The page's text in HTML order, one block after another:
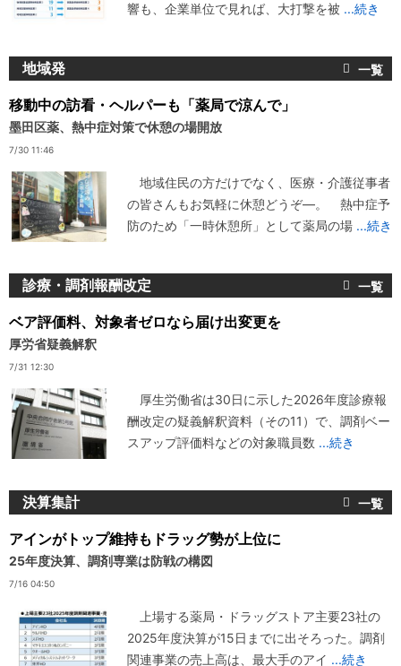
響も、企業単位で見れば、大打撃を被 ...続き
地域発
移動中の訪看・ヘルパーも「薬局で涼んで」
墨田区薬、熱中症対策で休憩の場開放
7/30 11:46
地域住民の方だけでなく、医療・介護従事者
の皆さんもお気軽に休憩どうぞ―。 熱中症予
防のため「一時休憩所」として薬局の場 ...続き
診療・調剤報酬改定
ベア評価料、対象者ゼロなら届け出変更を
厚労省疑義解釈
7/31 12:30
厚生労働省は30日に示した2026年度診療報
酬改定の疑義解釈資料（その11）で、調剤ベー
スアップ評価料などの対象職員数 ...続き
決算集計
アインがトップ維持もドラッグ勢が上位に
25年度決算、調剤専業は防戦の構図
7/16 04:50
上場する薬局・ドラッグストア主要23社の
2025年度決算が15日までに出そろった。調剤
関連事業の売上高は、最大手のアイ ...続き